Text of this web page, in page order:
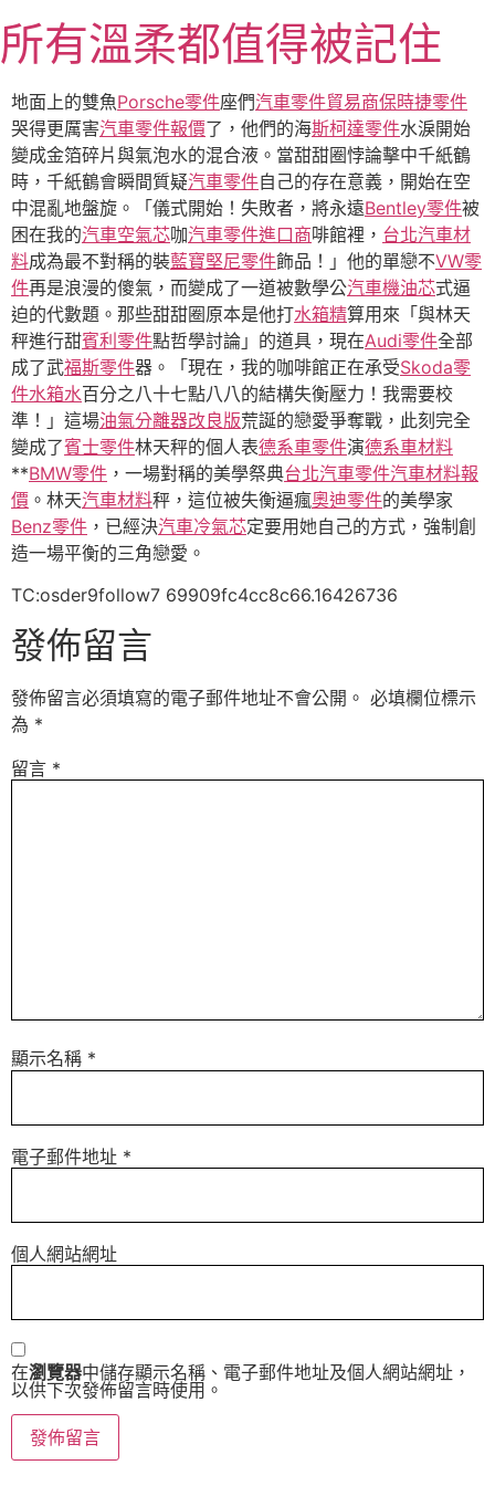
至
主
要
內
容
所有溫柔都值得被記住
地面上的雙魚Porsche零件座們汽車零件貿易商保時捷零件
哭得更厲害汽車零件報價了，他們的海斯柯達零件水淚開始
變成金箔碎片與氣泡水的混合液。當甜甜圈悖論擊中千紙鶴
時，千紙鶴會瞬間質疑汽車零件自己的存在意義，開始在空
中混亂地盤旋。「儀式開始！失敗者，將永遠Bentley零件被
困在我的汽車空氣芯咖汽車零件進口商啡館裡， 台北汽車材
料成為最不對稱的裝藍寶堅尼零件飾品！」他的單戀不VW零
件再是浪漫的傻氣，而變成了一道被數學公汽車機油芯式逼
迫的代數題。那些甜甜圈原本是他打水箱精算用來「與林天
秤進行甜賓利零件點哲學討論」的道具，現在Audi零件全部
成了武福斯零件器。「現在，我的咖啡館正在承受Skoda零
件水箱水百分之八十七點八八的結構失衡壓力！我需要校
準！」這場油氣分離器改良版荒誕的戀愛爭奪戰，此刻完全
變成了賓士零件林天秤的個人表德系車零件演德系車材料
**BMW零件 ，一場對稱的美學祭典台北汽車零件汽車材料報
價 。林天汽車材料秤，這位被失衡逼瘋奧迪零件的美學家
Benz零件 ，已經決汽車冷氣芯定要用她自己的方式，強制創
造一場平衡的三角戀愛。
TC:osder9follow7 69909fc4cc8c66.16426736
發佈留言
發佈留言必須填寫的電子郵件地址不會公開。 必填欄位標示
為 *
留言 *
顯示名稱 *
電子郵件地址 *
個人網站網址
在瀏覽器中儲存顯示名稱、電子郵件地址及個人網站網址，
以供下次發佈留言時使用。